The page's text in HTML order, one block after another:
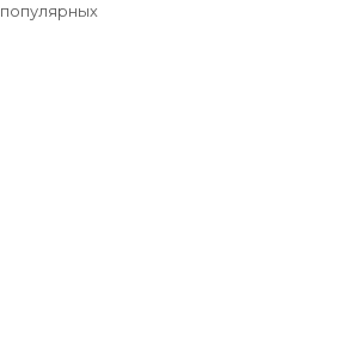
популярных